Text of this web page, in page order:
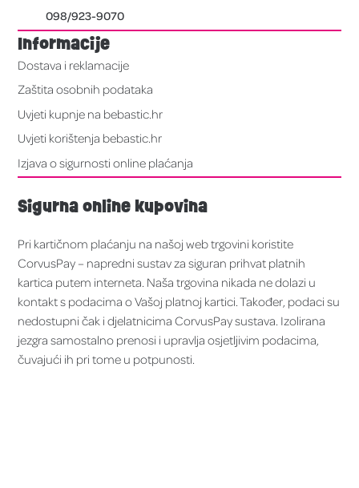
098/923-9070
Informacije
Dostava i reklamacije
Zaštita osobnih podataka
Uvjeti kupnje na bebastic.hr
Uvjeti korištenja bebastic.hr
Izjava o sigurnosti online plaćanja
Sigurna online kupovina
Pri kartičnom plaćanju na našoj web trgovini koristite
CorvusPay – napredni sustav za siguran prihvat platnih
kartica putem interneta. Naša trgovina nikada ne dolazi u
kontakt s podacima o Vašoj platnoj kartici. Također, podaci su
nedostupni čak i djelatnicima CorvusPay sustava. Izolirana
jezgra samostalno prenosi i upravlja osjetljivim podacima,
čuvajući ih pri tome u potpunosti.